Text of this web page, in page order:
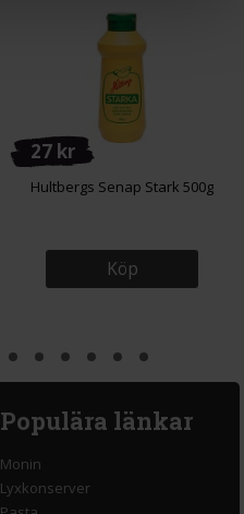
27 kr
Hultbergs Senap Stark 500g
Köp
Populära länkar
Monin
Lyxkonserver